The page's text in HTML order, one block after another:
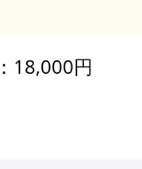
18,000円